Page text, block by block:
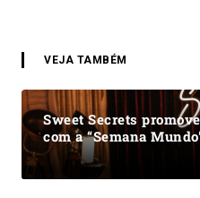
VEJA TAMBÉM
Sweet Secrets
com a “Semana